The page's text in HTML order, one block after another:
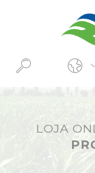
LOJA
O